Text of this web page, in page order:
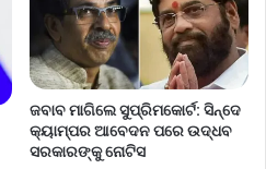
ଜବାବ ମାଗିଲେ ସୁପ୍ରିମକୋର୍ଟ: ସିନ୍ଦେ
କ୍ୟାମ୍ପର ଆବେଦନ ପରେ ଉଦ୍ଧବ
ସରକାରଙ୍କୁ ନୋଟିସ